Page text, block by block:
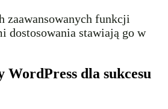
zaawansowanych funkcji
dostosowania stawiają go w
WordPress dla sukcesu